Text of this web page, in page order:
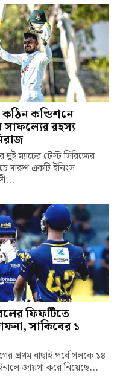
কঠিন কন্ডিশনে
সাফল্যের রহস্য
দুই ম্যাচের টেস্ট সিরিজের
দারুণ একটি ইনিংস
ফিফটিতে
সাকিবের ১
প্রথম বাছাই পর্বে গলকে ১৪
জায়গা করে নিয়েছে...